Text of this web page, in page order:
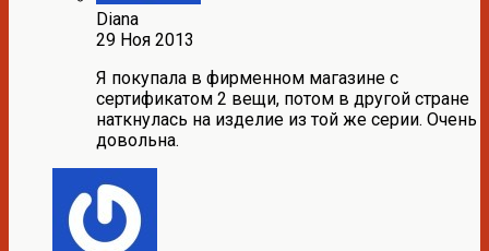
Diana
29 Ноя 2013
Я покупала в фирменном магазине с
сертификатом 2 вещи, потом в другой стране
наткнулась на изделие из той же серии. Очень
довольна.